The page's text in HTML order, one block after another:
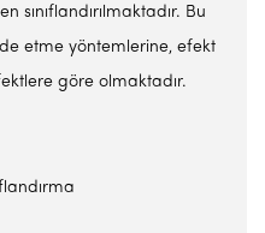
sınıflandırılmaktadır. Bu
etme yöntemlerine, efekt
göre olmaktadır.